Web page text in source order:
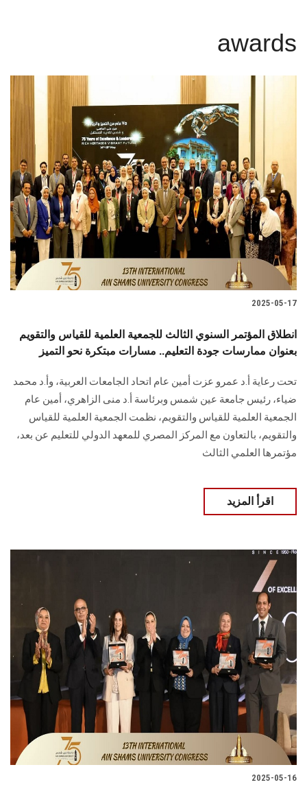
الأنظمة الذكية
تواصل معنا
الطلاب
هيئة التدريس
الدراسات العليا
الموظفون
الزائـرون
سجل الان
awards
2025-05-17
انطلاق المؤتمر السنوي الثالث للجمعية العلمية للقياس والتقويم
بعنوان ممارسات جودة التعليم.. مسارات مبتكرة نحو التميز
تحت رعاية أ.د عمرو عزت أمين عام اتحاد الجامعات العربية، وأ.د محمد
ضياء، رئيس جامعة عين شمس وبرئاسة أ.د منى الزاهري، أمين عام
الجمعية العلمية للقياس والتقويم، نظمت الجمعية العلمية للقياس
والتقويم، بالتعاون مع المركز المصري للمعهد الدولي للتعليم عن بعد،
مؤتمرها العلمي الثالث
اقرأ المزيد
2025-05-16